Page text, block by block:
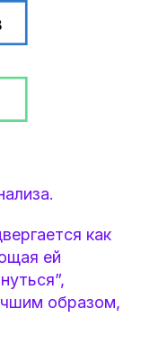
как
ей
образом,